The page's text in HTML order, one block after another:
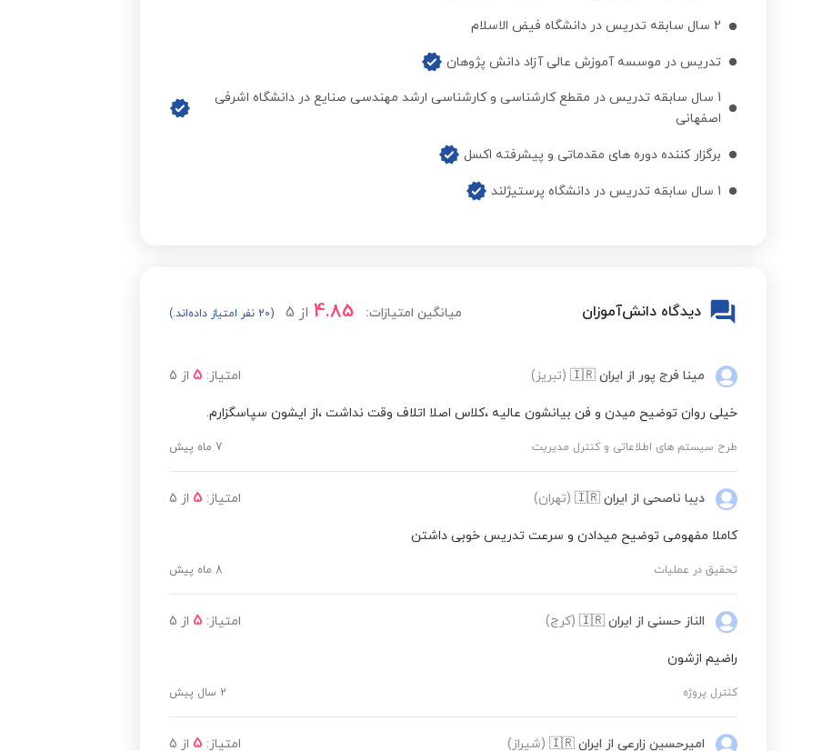
طرح سیستم های اطلاعاتی و کنترل مدیریت
برنامه ریزی حمل و نقل شهری مشاهده قیمت
طرح سیستم های اطلاعاتی و کنترل مدیریت مشاهده قیمت
برنامه ریزی نگهداری و تعمیرات مشاهده قیمت
کاربرد کامپیوتر در مهندسی صنایع مشاهده قیمت
برنامه ریزی تولید مشاهده قیمت
زبان تخصصی مهندسی صنایع مشاهده قیمت
تحلیل سیستم ها مشاهده قیمت
اصول شبیه سازی (مهندسی صنایع) مشاهده قیمت
2 سال سابقه تدریس در دانشگاه فیض الاسلام
تدریس در موسسه آموزش عالی آزاد دانش پژوهان
1 سال سابقه تدریس در مقطع کارشناسی و کارشناسی ارشد مهندسی صنایع در دانشگاه اشرفی
اصفهانی
برگزار کننده دوره های مقدماتی و پیشرفته اکسل
1 سال سابقه تدریس در دانشگاه پرستیژلند
دیدگاه دانش‌آموزان میانگین امتیازات: 4.85 از 5 (20 نفر امتیاز داده‌اند.)
مینا فرج پور از ایران 🇮🇷 (تبریز) امتیاز: 5 از 5
خیلی روان توضیح میدن و فن بیانشون عالیه ،کلاس اصلا اتلاف وقت نداشت ،از ایشون سپاسگزارم.
طرح سیستم های اطلاعاتی و کنترل مدیریت 7 ماه پیش
دیبا ناصحی از ایران 🇮🇷 (تهران) امتیاز: 5 از 5
کاملا مفهومی توضیح میدادن و سرعت تدریس خوبی داشتن
تحقیق در عملیات 8 ماه پیش
الناز حسنی از ایران 🇮🇷 (کرج) امتیاز: 5 از 5
راضیم ازشون
کنترل پروژه 2 سال پیش
امیرحسین زارعی از ایران 🇮🇷 (شیراز) امتیاز: 5 از 5